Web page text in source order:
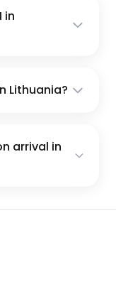
in
Lithuania?
arrival in